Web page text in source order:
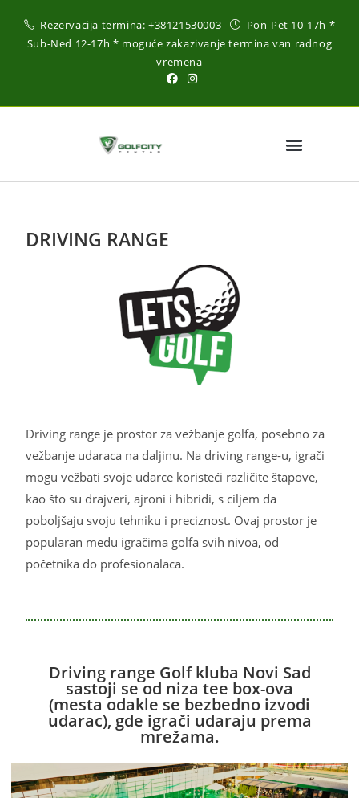
Rezervacija termina:+38121530003
Pon-Pet 10-17h *
Sub-Ned 12-17h * moguće zakazivanje termina van radnog
vremena
DRIVING RANGE
Driving range je prostor za vežbanje golfa, posebno za
vežbanje udaraca na daljinu. Na driving range-u, igrači
mogu vežbati svoje udarce koristeći različite štapove,
kao što su drajveri, ajroni i hibridi, s ciljem da
poboljšaju svoju tehniku i preciznost. Ovaj prostor je
popularan među igračima golfa svih nivoa, od
početnika do profesionalaca.
Driving range Golf kluba Novi Sad
sastoji se od niza tee box-ova
(mesta odakle se bezbedno izvodi
udarac), gde igrači udaraju prema
mrežama.